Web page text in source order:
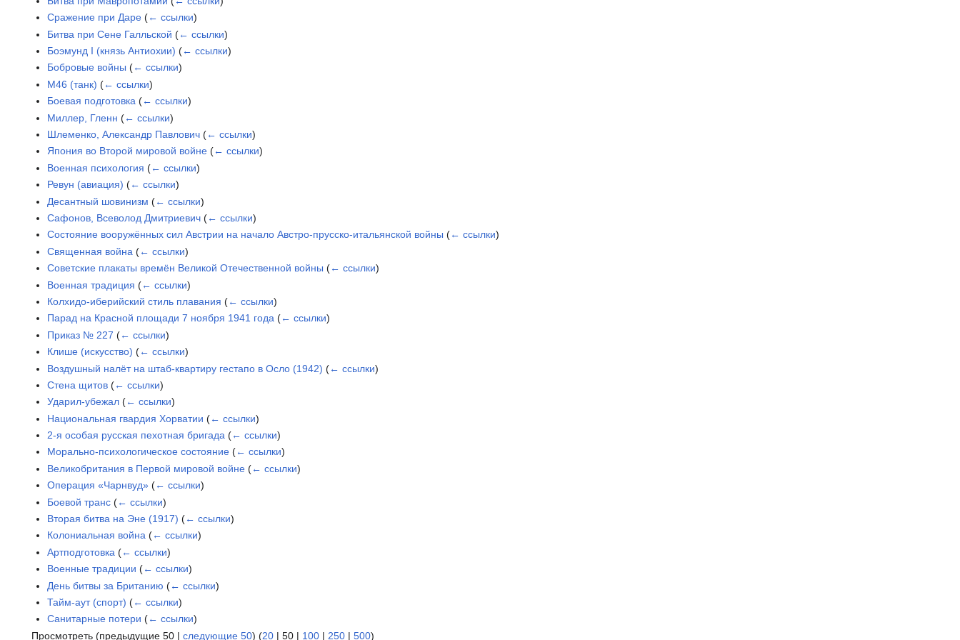
Сражение при Даре (← ссылки)
Битва при Сене Галльской (← ссылки)
Боэмунд I (князь Антиохии) (← ссылки)
Бобровые войны (← ссылки)
M46 (танк) (← ссылки)
Боевая подготовка (← ссылки)
Миллер, Гленн (← ссылки)
Шлеменко, Александр Павлович (← ссылки)
Япония во Второй мировой войне (← ссылки)
Военная психология (← ссылки)
Ревун (авиация) (← ссылки)
Десантный шовинизм (← ссылки)
Сафонов, Всеволод Дмитриевич (← ссылки)
Состояние вооружённых сил Австрии на начало Австро-прусско-итальянской войны (← ссылки)
Священная война (← ссылки)
Советские плакаты времён Великой Отечественной войны (← ссылки)
Военная традиция (← ссылки)
Колхидо-иберийский стиль плавания (← ссылки)
Парад на Красной площади 7 ноября 1941 года (← ссылки)
Приказ № 227 (← ссылки)
Клише (искусство) (← ссылки)
Воздушный налёт на штаб-квартиру гестапо в Осло (1942) (← ссылки)
Стена щитов (← ссылки)
Ударил-убежал (← ссылки)
Национальная гвардия Хорватии (← ссылки)
2-я особая русская пехотная бригада (← ссылки)
Морально-психологическое состояние (← ссылки)
Великобритания в Первой мировой войне (← ссылки)
Операция «Чарнвуд» (← ссылки)
Боевой транс (← ссылки)
Вторая битва на Эне (1917) (← ссылки)
Колониальная война (← ссылки)
Артподготовка (← ссылки)
Военные традиции (← ссылки)
День битвы за Британию (← ссылки)
Тайм-аут (спорт) (← ссылки)
Санитарные потери (← ссылки)
Просмотреть (предыдущие 50 | следующие 50) (20 | 50 | 100 | 250 | 500)